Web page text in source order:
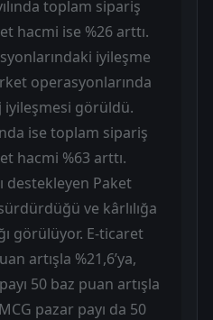
toplam sipariş
hacmi ise %26 arttı.
iyileşme
operasyonlarında
iyileşmesi görüldü.
ise toplam sipariş
hacmi %63 arttı.
destekleyen Paket
ve kârlılığa
görülüyor. E-ticaret
artışla %21,6’ya,
50 baz puan artışla
pazar payı da 50